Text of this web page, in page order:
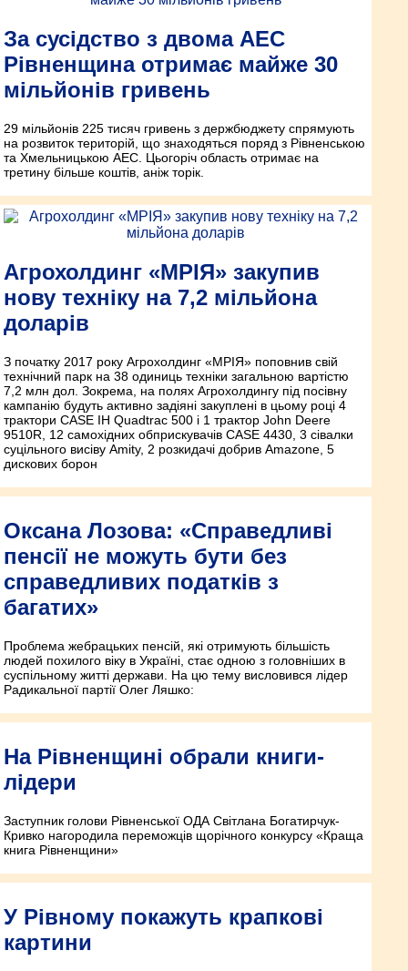
За сусідство з двома АЕС
Рівненщина отримає майже 30
мільйонів гривень
29 мільйонів 225 тисяч гривень з держбюджету спрямують
на розвиток територій, що знаходяться поряд з Рівненською
та Хмельницькою АЕС. Цьогоріч область отримає на
третину більше коштів, аніж торік.
Агрохолдинг «МРІЯ» закупив
нову техніку на 7,2 мільйона
доларів
З початку 2017 року Агрохолдинг «МРІЯ» поповнив свій
технічний парк на 38 одиниць техніки загальною вартістю
7,2 млн дол. Зокрема, на полях Агрохолдингу під посівну
кампанію будуть активно задіяні закуплені в цьому році 4
трактори CASE IH Quadtrac 500 і 1 трактор John Deere
9510R, 12 самохідних обприскувачів CASE 4430, 3 сівалки
суцільного висіву Amity, 2 розкидачі добрив Amazone, 5
дискових борон
Оксана Лозова: «Справедливі
пенсії не можуть бути без
справедливих податків з
багатих»
Проблема жебрацьких пенсій, які отримують більшість
людей похилого віку в Україні, стає одною з головніших в
суспільному житті держави. На цю тему висловився лідер
Радикальної партії Олег Ляшко:
На Рівненщині обрали книги-
лідери
Заступник голови Рівненської ОДА Світлана Богатирчук-
Кривко нагородила переможців щорічного конкурсу «Краща
книга Рівненщини»
У Рівному покажуть крапкові
картини